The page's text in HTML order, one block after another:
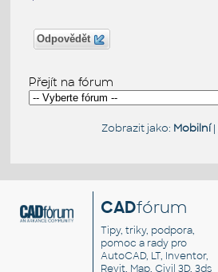
Odpovědět
Přejít na fórum
Zobrazit jako: Mobilní|
CADfórum
Tipy, triky, podpora,
pomoc a rady pro
AutoCAD, LT, Inventor,
Revit, Map, Civil 3D, 3ds